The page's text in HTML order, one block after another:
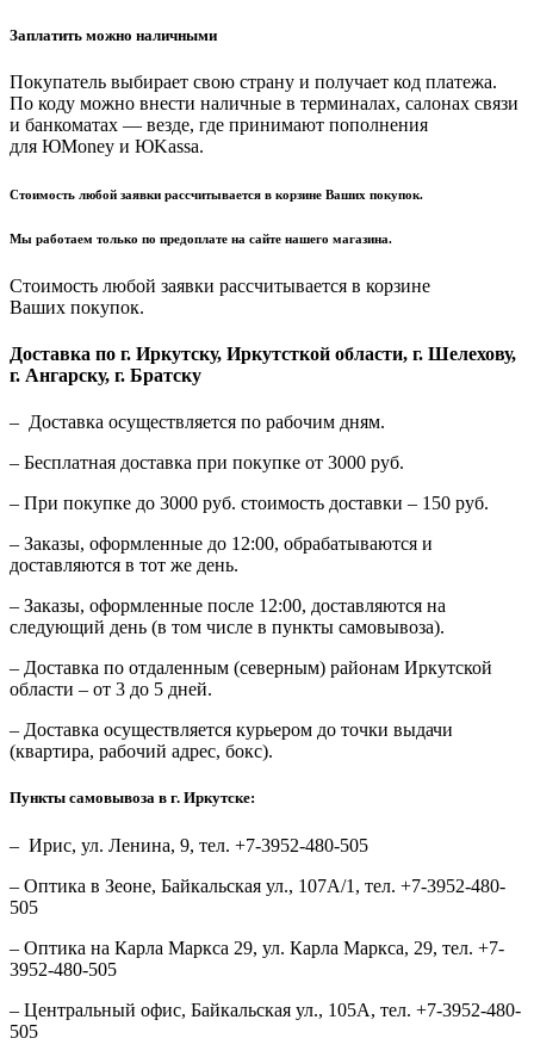
Заплатить можно наличными
Покупатель выбирает свою страну и получает код платежа.
По коду можно внести наличные в терминалах, салонах связи
и банкоматах — везде, где принимают пополнения
для ЮMoney и ЮKassa.
Стоимость любой заявки рассчитывается в корзине Ваших покупок.
Мы работаем только по предоплате на сайте нашего магазина.
Стоимость любой заявки рассчитывается в корзине
Ваших покупок.
Доставка по г. Иркутску, Иркутсткой области, г. Шелехову,
г. Ангарску, г. Братску
– Доставка осуществляется по рабочим дням.
– Бесплатная доставка при покупке от 3000 руб.
– При покупке до 3000 руб. стоимость доставки – 150 руб.
– Заказы, оформленные до 12:00, обрабатываются и
доставляются в тот же день.
– Заказы, оформленные после 12:00, доставляются на
следующий день (в том числе в пункты самовывоза).
– Доставка по отдаленным (северным) районам Иркутской
области – от 3 до 5 дней.
– Доставка осуществляется курьером до точки выдачи
(квартира, рабочий адрес, бокс).
Пункты самовывоза в г. Иркутске:
– Ирис, ул. Ленина, 9, тел. +7-3952-480-505
– Оптика в Зеоне, Байкальская ул., 107А/1, тел. +7-3952-480-
505
– Оптика на Карла Маркса 29, ул. Карла Маркса, 29, тел. +7-
3952-480-505
– Центральный офис, Байкальская ул., 105А, тел. +7-3952-480-
505